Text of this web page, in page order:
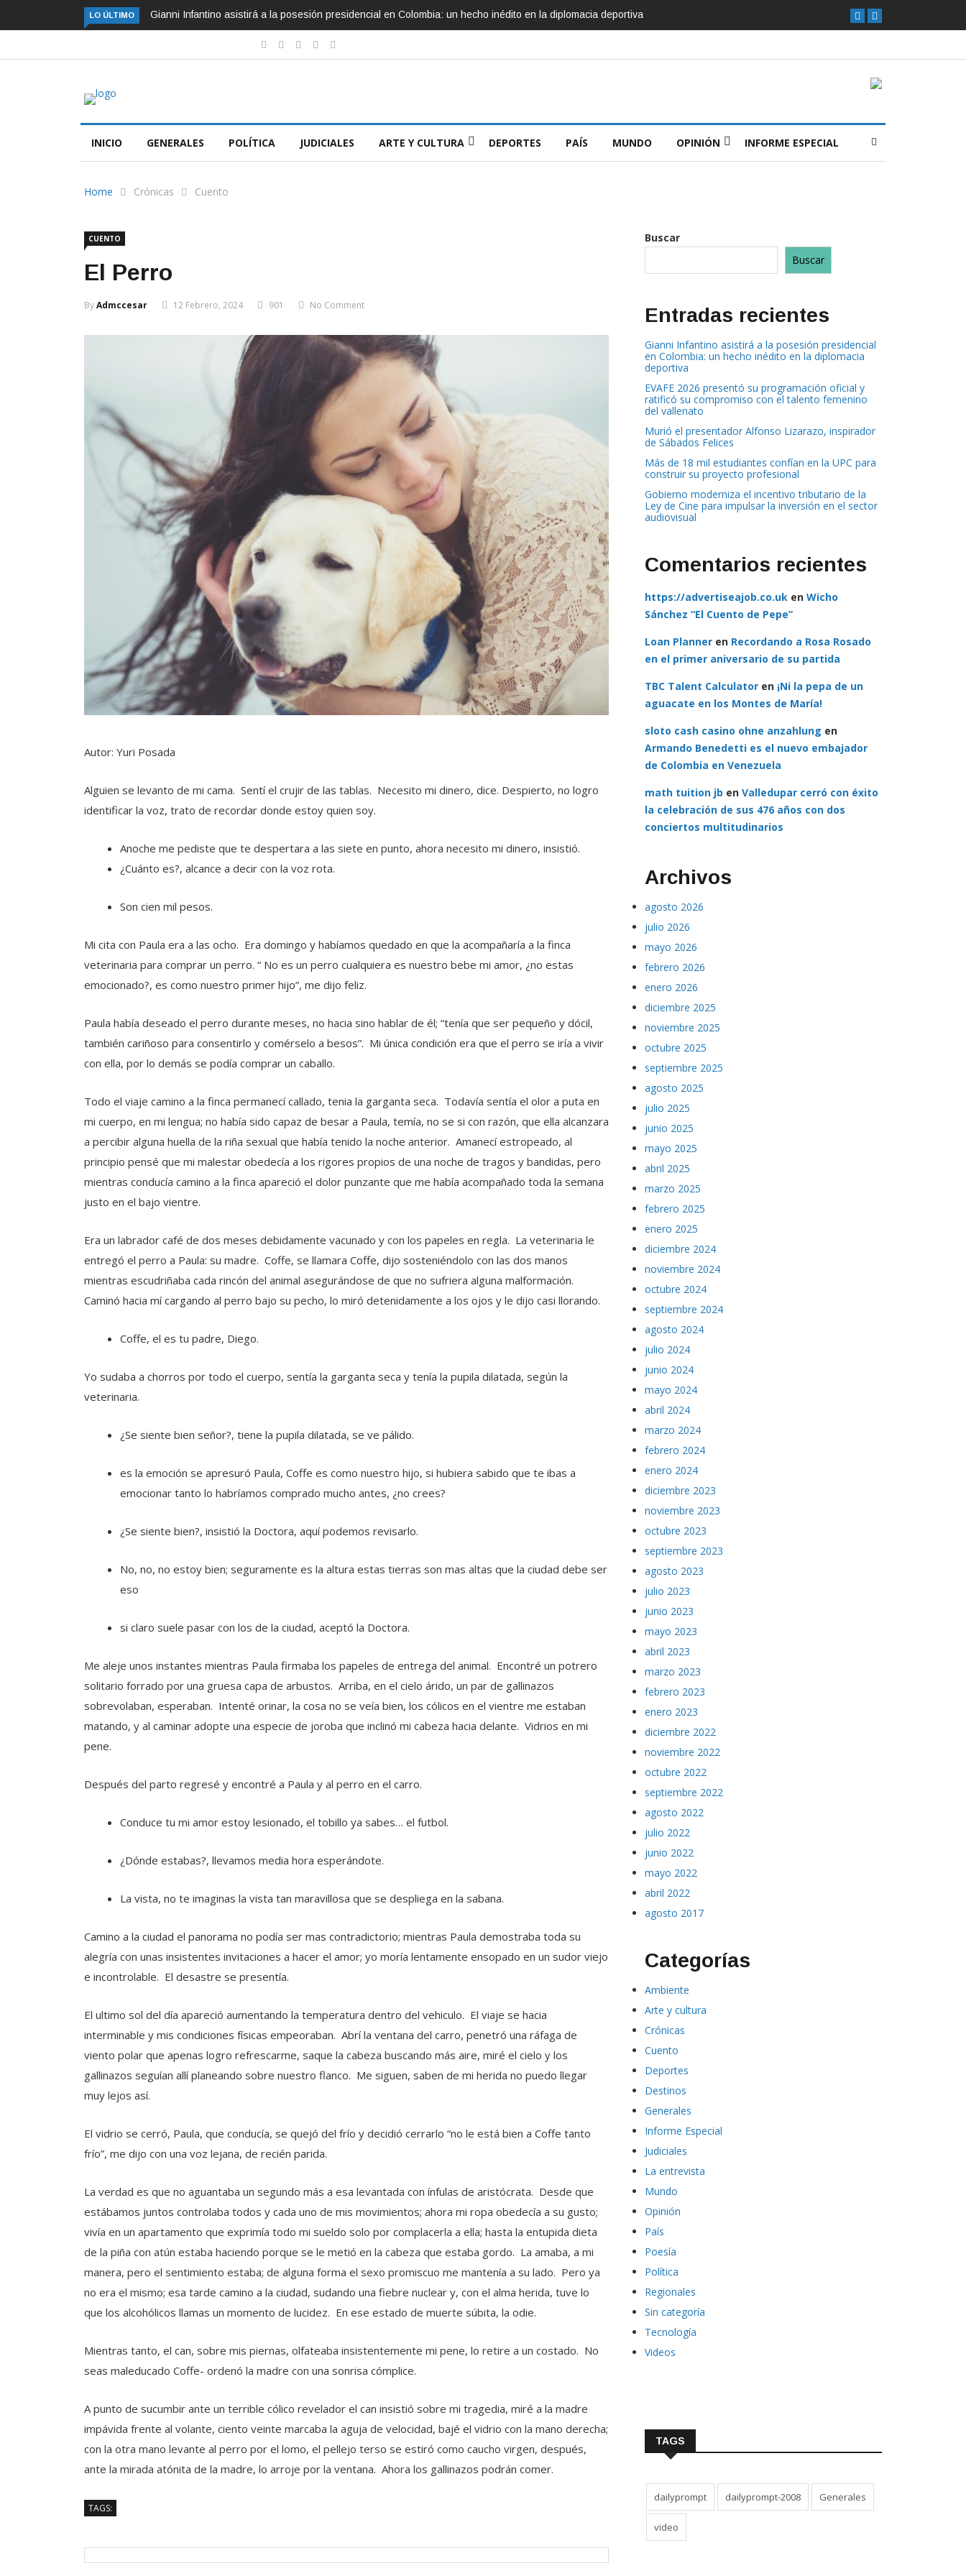
LO ÚLTIMO Gianni Infantino asistirá a la posesión presidencial en Colombia: un hecho inédito en la diplomacia deportiva
INICIO GENERALES POLÍTICA JUDICIALES ARTE Y CULTURA DEPORTES PAÍS MUNDO OPINIÓN INFORME ESPECIAL
Home Crónicas Cuento
CUENTO
El Perro
ByAdmccesar 12 Febrero, 2024 901 No Comment
Autor: Yuri Posada
Alguien se levanto de mi cama. Sentí el crujir de las tablas. Necesito mi dinero, dice. Despierto, no logro
identificar la voz, trato de recordar donde estoy quien soy.
Anoche me pediste que te despertara a las siete en punto, ahora necesito mi dinero, insistió.
¿Cuánto es?, alcance a decir con la voz rota.
Son cien mil pesos.
Mi cita con Paula era a las ocho. Era domingo y habíamos quedado en que la acompañaría a la finca
veterinaria para comprar un perro. “ No es un perro cualquiera es nuestro bebe mi amor, ¿no estas
emocionado?, es como nuestro primer hijo”, me dijo feliz.
Paula había deseado el perro durante meses, no hacia sino hablar de él; “tenía que ser pequeño y dócil,
también cariñoso para consentirlo y comérselo a besos”. Mi única condición era que el perro se iría a vivir
con ella, por lo demás se podía comprar un caballo.
Todo el viaje camino a la finca permanecí callado, tenia la garganta seca. Todavía sentía el olor a puta en
mi cuerpo, en mi lengua; no había sido capaz de besar a Paula, temía, no se si con razón, que ella alcanzara
a percibir alguna huella de la riña sexual que había tenido la noche anterior. Amanecí estropeado, al
principio pensé que mi malestar obedecía a los rigores propios de una noche de tragos y bandidas, pero
mientras conducía camino a la finca apareció el dolor punzante que me había acompañado toda la semana
justo en el bajo vientre.
Era un labrador café de dos meses debidamente vacunado y con los papeles en regla. La veterinaria le
entregó el perro a Paula: su madre. Coffe, se llamara Coffe, dijo sosteniéndolo con las dos manos
mientras escudriñaba cada rincón del animal asegurándose de que no sufriera alguna malformación.
Caminó hacia mí cargando al perro bajo su pecho, lo miró detenidamente a los ojos y le dijo casi llorando.
Coffe, el es tu padre, Diego.
Yo sudaba a chorros por todo el cuerpo, sentía la garganta seca y tenía la pupila dilatada, según la
veterinaria.
¿Se siente bien señor?, tiene la pupila dilatada, se ve pálido.
es la emoción se apresuró Paula, Coffe es como nuestro hijo, si hubiera sabido que te ibas a
emocionar tanto lo habríamos comprado mucho antes, ¿no crees?
¿Se siente bien?, insistió la Doctora, aquí podemos revisarlo.
No, no, no estoy bien; seguramente es la altura estas tierras son mas altas que la ciudad debe ser
eso
si claro suele pasar con los de la ciudad, aceptó la Doctora.
Me aleje unos instantes mientras Paula firmaba los papeles de entrega del animal. Encontré un potrero
solitario forrado por una gruesa capa de arbustos. Arriba, en el cielo árido, un par de gallinazos
sobrevolaban, esperaban. Intenté orinar, la cosa no se veía bien, los cólicos en el vientre me estaban
matando, y al caminar adopte una especie de joroba que inclinó mi cabeza hacia delante. Vidrios en mi
pene.
Después del parto regresé y encontré a Paula y al perro en el carro.
Conduce tu mi amor estoy lesionado, el tobillo ya sabes… el futbol.
¿Dónde estabas?, llevamos media hora esperándote.
La vista, no te imaginas la vista tan maravillosa que se despliega en la sabana.
Camino a la ciudad el panorama no podía ser mas contradictorio; mientras Paula demostraba toda su
alegría con unas insistentes invitaciones a hacer el amor; yo moría lentamente ensopado en un sudor viejo
e incontrolable. El desastre se presentía.
El ultimo sol del día apareció aumentando la temperatura dentro del vehiculo. El viaje se hacia
interminable y mis condiciones físicas empeoraban. Abrí la ventana del carro, penetró una ráfaga de
viento polar que apenas logro refrescarme, saque la cabeza buscando más aire, miré el cielo y los
gallinazos seguían allí planeando sobre nuestro flanco. Me siguen, saben de mi herida no puedo llegar
muy lejos así.
El vidrio se cerró, Paula, que conducía, se quejó del frío y decidió cerrarlo “no le está bien a Coffe tanto
frío”, me dijo con una voz lejana, de recién parida.
La verdad es que no aguantaba un segundo más a esa levantada con ínfulas de aristócrata. Desde que
estábamos juntos controlaba todos y cada uno de mis movimientos; ahora mi ropa obedecía a su gusto;
vivía en un apartamento que exprimía todo mi sueldo solo por complacerla a ella; hasta la entupida dieta
de la piña con atún estaba haciendo porque se le metió en la cabeza que estaba gordo. La amaba, a mi
manera, pero el sentimiento estaba; de alguna forma el sexo promiscuo me mantenía a su lado. Pero ya
no era el mismo; esa tarde camino a la ciudad, sudando una fiebre nuclear y, con el alma herida, tuve lo
que los alcohólicos llamas un momento de lucidez. En ese estado de muerte súbita, la odie.
Mientras tanto, el can, sobre mis piernas, olfateaba insistentemente mi pene, lo retire a un costado. No
seas maleducado Coffe- ordenó la madre con una sonrisa cómplice.
A punto de sucumbir ante un terrible cólico revelador el can insistió sobre mi tragedia, miré a la madre
impávida frente al volante, ciento veinte marcaba la aguja de velocidad, bajé el vidrio con la mano derecha;
con la otra mano levante al perro por el lomo, el pellejo terso se estiró como caucho virgen, después,
ante la mirada atónita de la madre, lo arroje por la ventana. Ahora los gallinazos podrán comer.
TAGS:
Buscar
Buscar
Entradas recientes
Gianni Infantino asistirá a la posesión presidencial
en Colombia: un hecho inédito en la diplomacia
deportiva
EVAFE 2026 presentó su programación oficial y
ratificó su compromiso con el talento femenino
del vallenato
Murió el presentador Alfonso Lizarazo, inspirador
de Sábados Felices
Más de 18 mil estudiantes confían en la UPC para
construir su proyecto profesional
Gobierno moderniza el incentivo tributario de la
Ley de Cine para impulsar la inversión en el sector
audiovisual
Comentarios recientes
https://advertiseajob.co.uk en Wicho
Sánchez “El Cuento de Pepe”
Loan Planner en Recordando a Rosa Rosado
en el primer aniversario de su partida
TBC Talent Calculator en ¡Ni la pepa de un
aguacate en los Montes de María!
sloto cash casino ohne anzahlung en
Armando Benedetti es el nuevo embajador
de Colombia en Venezuela
math tuition jb en Valledupar cerró con éxito
la celebración de sus 476 años con dos
conciertos multitudinarios
Archivos
agosto 2026
julio 2026
mayo 2026
febrero 2026
enero 2026
diciembre 2025
noviembre 2025
octubre 2025
septiembre 2025
agosto 2025
julio 2025
junio 2025
mayo 2025
abril 2025
marzo 2025
febrero 2025
enero 2025
diciembre 2024
noviembre 2024
octubre 2024
septiembre 2024
agosto 2024
julio 2024
junio 2024
mayo 2024
abril 2024
marzo 2024
febrero 2024
enero 2024
diciembre 2023
noviembre 2023
octubre 2023
septiembre 2023
agosto 2023
julio 2023
junio 2023
mayo 2023
abril 2023
marzo 2023
febrero 2023
enero 2023
diciembre 2022
noviembre 2022
octubre 2022
septiembre 2022
agosto 2022
julio 2022
junio 2022
mayo 2022
abril 2022
agosto 2017
Categorías
Ambiente
Arte y cultura
Crónicas
Cuento
Deportes
Destinos
Generales
Informe Especial
Judiciales
La entrevista
Mundo
Opinión
País
Poesía
Política
Regionales
Sin categoría
Tecnología
Videos
TAGS
dailyprompt dailyprompt-2008 Generales
video